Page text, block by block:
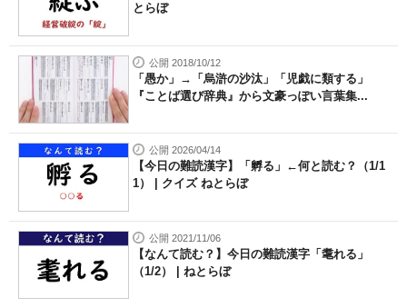
とらぼ
公開 2018/10/12
「愚か」→「烏滸の沙汰」「児戯に類する」
『ことば選び辞典』から文豪っぽい言葉集...
公開 2026/04/14
【今日の難読漢字】「孵る」←何と読む？（1/1
1） | クイズ ねとらぼ
公開 2021/11/06
【なんて読む？】今日の難読漢字「耄れる」
（1/2） | ねとらぼ